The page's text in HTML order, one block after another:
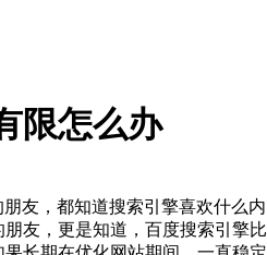
限怎么办
友，都知道搜索引擎喜欢什么内
友，更是知道，百度搜索引擎比